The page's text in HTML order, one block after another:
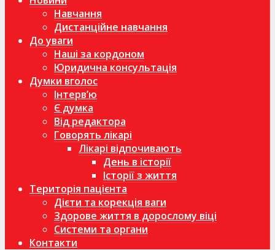
Навчання
Дистанційне навчання
До уваги
Наші за кордоном
Юридична консультація
Думки вголос
Інтерв’ю
Є думка
Від редактора
Говорять лікарі
Лікарі відпочивають
День в історії
Історії з життя
Територія пацієнта
Дієти та корекція ваги
Здорове життя в дорослому віці
Системи та органи
Контакти